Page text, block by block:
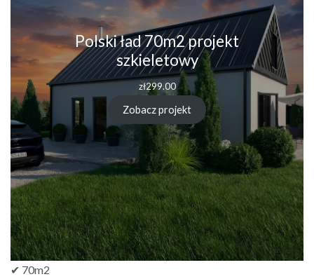
Polski ład 70m2 projekt
szkieletowy
zł299.00
Zobacz projekt
✔ 70m2